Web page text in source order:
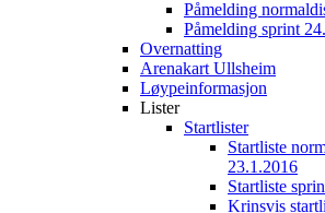
Påmelding
Påmelding sprint
Overnatting
Arenakart Ullsheim
Løypeinformasjon
Lister
Startlister
Startliste
23.1.2016
Startliste
Krinsvis